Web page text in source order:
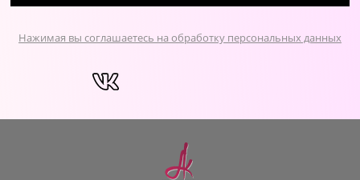
Нажимая вы соглашаетесь на обработку персональных данных